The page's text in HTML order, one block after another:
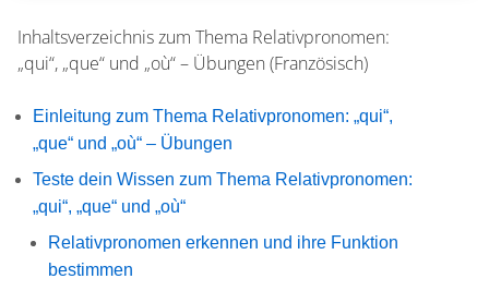
Inhaltsverzeichnis zum Thema Relativpronomen:
„qui“, „que“ und „où“ – Übungen (Französisch)
Einleitung zum Thema Relativpronomen: „qui“,
„que“ und „où“ – Übungen
Teste dein Wissen zum Thema Relativpronomen:
„qui“, „que“ und „où“
Relativpronomen erkennen und ihre Funktion
bestimmen